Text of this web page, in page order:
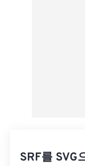
SRF를 SVG